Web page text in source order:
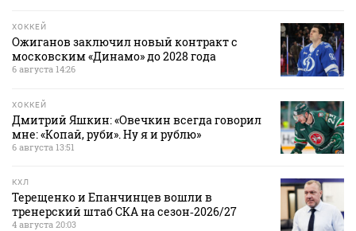
ХОККЕЙ
Ожиганов заключил новый контракт с
московским «Динамо» до 2028 года
6 августа 14:26
ХОККЕЙ
Дмитрий Яшкин: «Овечкин всегда говорил
мне: «Копай, руби». Ну я и рублю»
6 августа 13:51
КХЛ
Терещенко и Епанчинцев вошли в
тренерский штаб СКА на сезон‑2026/27
4 августа 20:03